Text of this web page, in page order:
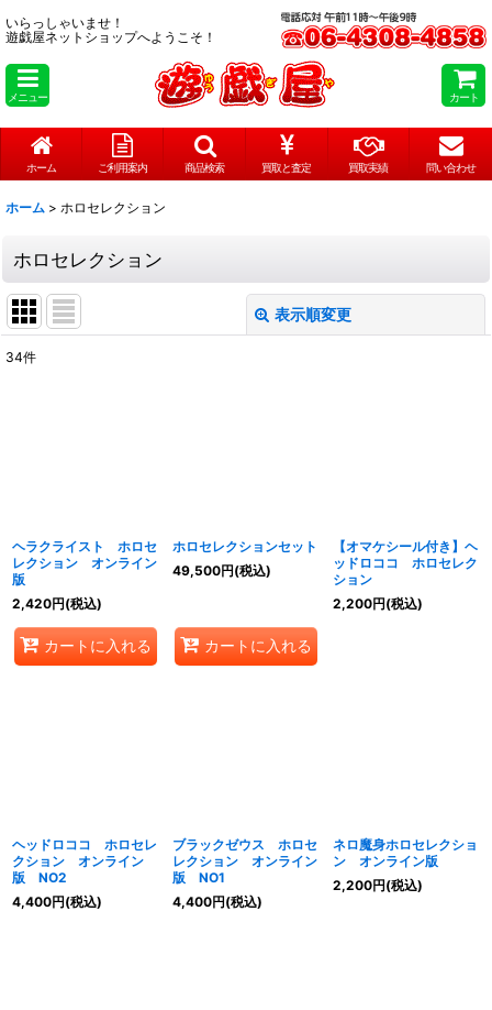
いらっしゃいませ！
遊戯屋ネットショップへようこそ！
メニュー カート
ホーム ご利用案内 商品検索 買取と査定 買取実績 問い合わせ
ホーム > ホロセレクション
ホロセレクション
表示順変更
絞り込む
34件
ヘラクライスト ホロセ
レクション オンライン
版
2,420円(税込)
カートに入れる
ホロセレクションセット
49,500円(税込)
カートに入れる
【オマケシール付き】ヘ
ッドロココ ホロセレク
ション
2,200円(税込)
ヘッドロココ ホロセレ
クション オンライン
版 NO2
4,400円(税込)
ブラックゼウス ホロセ
レクション オンライン
版 NO1
4,400円(税込)
ネロ魔身ホロセレクショ
ン オンライン版
2,200円(税込)